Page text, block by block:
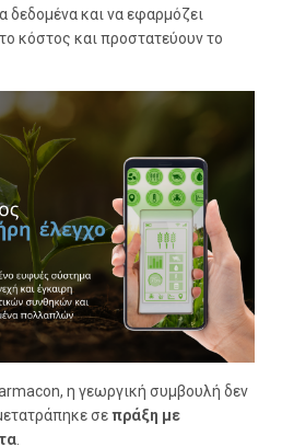
δεδομένα και να εφαρμόζει
κόστος και προστατεύουν το
η γεωργική συμβουλή δεν
σεπράξη με
.